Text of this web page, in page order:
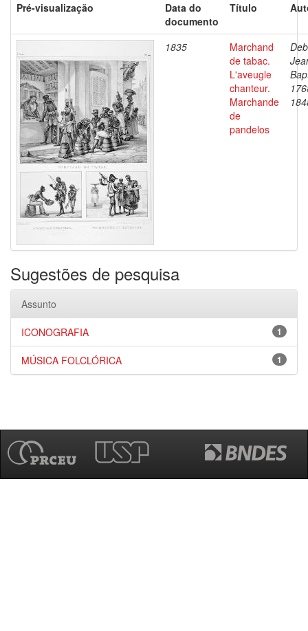
Pré-visualização
Data do
documento
Título
1835
Marchand
de tabac.
L'aveugle
chanteur.
Marchande
de
pandelos
Sugestões de pesquisa
Assunto
1
ICONOGRAFIA
1
MÚSICA FOLCLÓRICA